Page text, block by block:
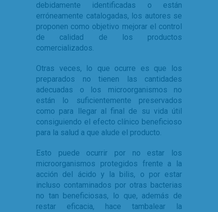
debidamente identificadas o están
erróneamente catalogadas, los autores se
proponen como objetivo mejorar el control
de calidad de los productos
comercializados.
Otras veces, lo que ocurre es que los
preparados no tienen las cantidades
adecuadas o los microorganismos no
están lo suficientemente preservados
como para llegar al final de su vida útil
consiguiendo el efecto clínico beneficioso
para la salud a que alude el producto.
Esto puede ocurrir por no estar los
microorganismos protegidos frente a la
acción del ácido y la bilis, o por estar
incluso contaminados por otras bacterias
no tan beneficiosas, lo que, además de
restar eficacia, hace tambalear la